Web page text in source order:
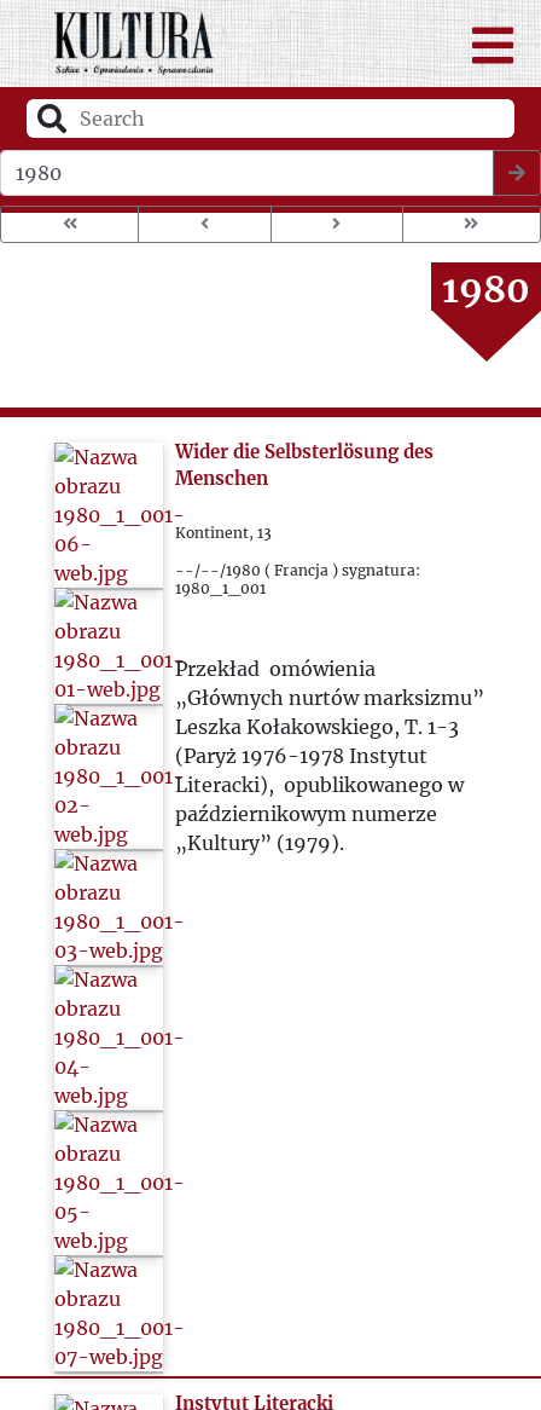
1976
1977
1978
1979
1980
1981
1982
1986
Wider die Selbsterlösung des
Menschen
Kontinent, 13
--/--/1980 ( Francja ) sygnatura:
1980_1_001
Przekład omówienia
„Głównych nurtów marksizmu”
Leszka Kołakowskiego, T. 1-3
(Paryż 1976-1978 Instytut
Literacki), opublikowanego w
październikowym numerze
„Kultury” (1979).
Instytut Literacki